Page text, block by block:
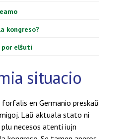
kongreso?
elŝuti
situacio
en Germanio preskaŭ
Laŭ aktuala stato ni
necesos atenti iujn